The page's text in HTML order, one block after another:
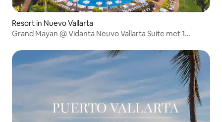
Resort in Nuevo Vallarta
Grand Mayan @ Vidanta Neuvo Vallarta Suite met 1